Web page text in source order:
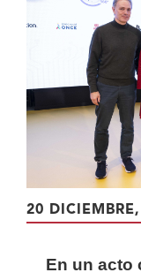
20
En un acto